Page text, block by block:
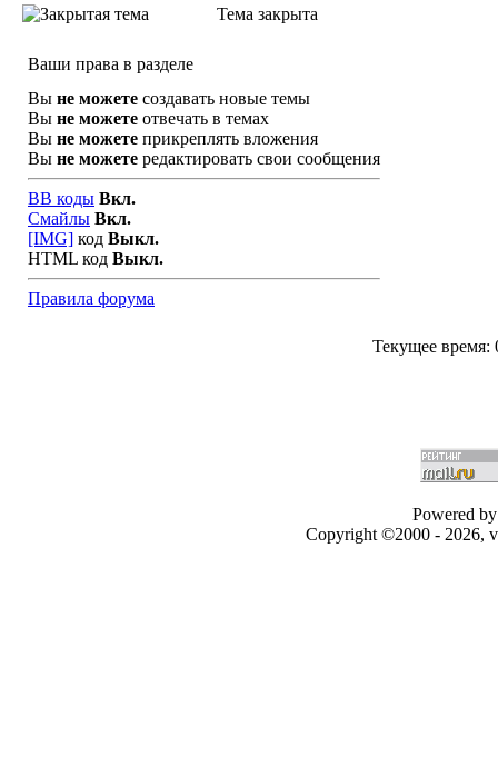
Тема закрыта
Ваши права в разделе
Вы не можете создавать новые темы
Вы не можете отвечать в темах
Вы не можете прикреплять вложения
Вы не можете редактировать свои сообщения
BB коды Вкл.
Смайлы Вкл.
[IMG] код Выкл.
HTML код Выкл.
Правила форума
Текущее время:
Powered
Copyright ©2000 - 2026,